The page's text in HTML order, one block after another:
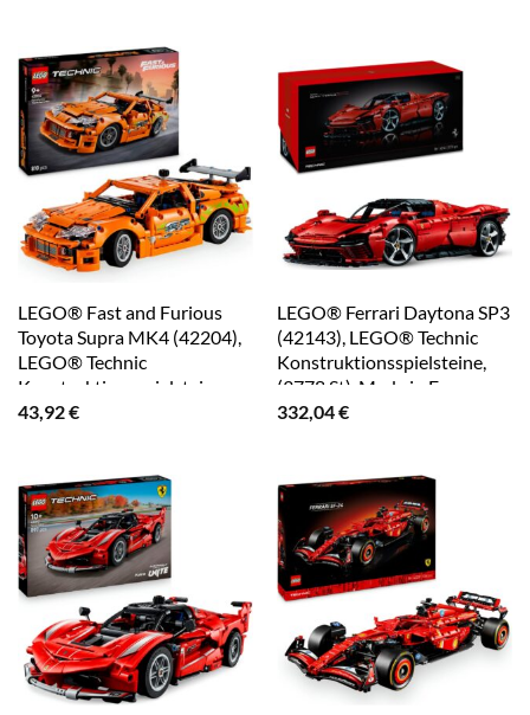
LEGO® Fast and Furious
Toyota Supra MK4 (42204),
LEGO® Technic
Konstruktionsspielsteine,
(810 St), Made in Europe
43,92€
LEGO® Ferrari Daytona SP3
(42143), LEGO® Technic
Konstruktionsspielsteine,
(3778 St), Made in Europe
332,04€